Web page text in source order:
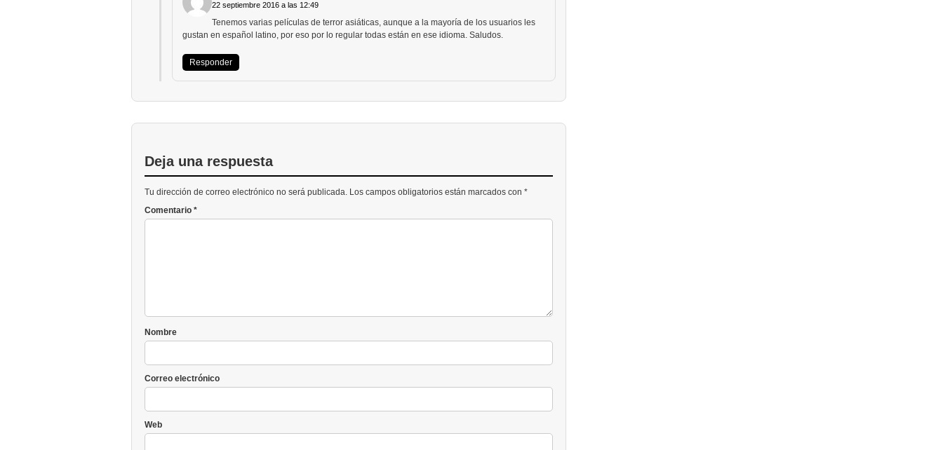
22 septiembre 2016 a las 12:49
Tenemos varias películas de terror asiáticas, aunque a la mayoría de los usuarios les
gustan en español latino, por eso por lo regular todas están en ese idioma. Saludos.
Responder
Deja una respuesta
Tu dirección de correo electrónico no será publicada. Los campos obligatorios están marcados con *
Comentario *
Nombre
Correo electrónico
Web